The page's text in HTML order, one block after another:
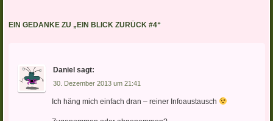
EIN GEDANKE ZU „ EIN BLICK ZURÜCK #4“
Daniel sagt:
30. Dezember 2013 um 21:41
Ich häng mich einfach dran – reiner Infoaustausch